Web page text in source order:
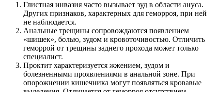
Глистная инвазия часто вызывает зуд в области ануса.
Других признаков, характерных для геморроя, при ней
не наблюдается.
Анальные трещины сопровождаются появлением
«шишек», болью, зудом и кровоточивостью. Отличить
геморрой от трещины заднего прохода может только
специалист.
Проктит характеризуется жжением, зудом и
болезненными проявлениями в анальной зоне. При
опорожнении кишечника могут появляться кровавые